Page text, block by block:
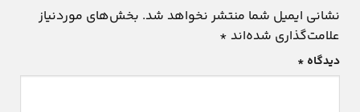
نشانی ایمیل شما منتشر نخواهد شد. بخش‌های موردنیاز
علامت‌گذاری شده‌اند *
دیدگاه *